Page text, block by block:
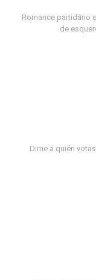
Romance partidário
de
Dime a quién